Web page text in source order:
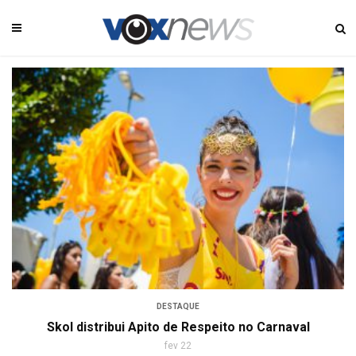
DESTAQUE
Skol distribui Apito de Respeito no Carnaval
fev 22